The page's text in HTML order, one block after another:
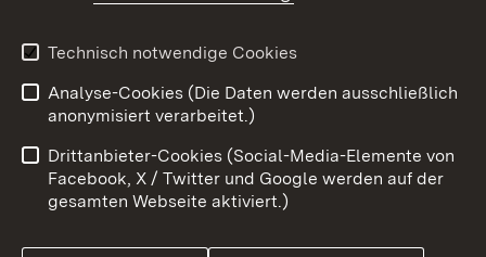
Youtube
Impressum
Kontakt
Barrierefreiheit
Datenschutz
Cookies
Technisch notwendige Cookies
Analyse-Cookies (Die Daten werden ausschließlich
anonymisiert verarbeitet.)
Drittanbieter-Cookies (Social-Media-Elemente von
Facebook, X / Twitter und Google werden auf der
gesamten Webseite aktiviert.)